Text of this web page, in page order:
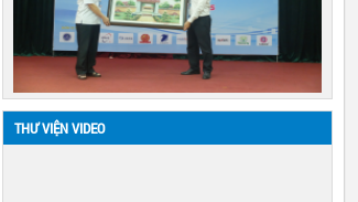
THƯ VIỆN VIDEO